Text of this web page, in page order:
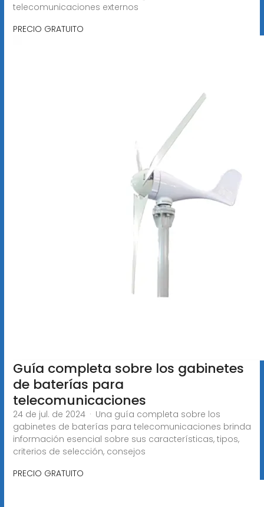
telecomunicaciones externos
PRECIO GRATUITO
Guía completa sobre los gabinetes
de baterías para
telecomunicaciones
24 de jul. de 2024 · Una guía completa sobre los
gabinetes de baterías para telecomunicaciones brinda
información esencial sobre sus características, tipos,
criterios de selección, consejos
PRECIO GRATUITO